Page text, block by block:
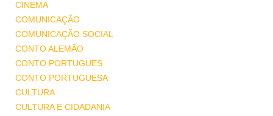
CINEMA
COMUNICAÇÃO
COMUNICAÇÃO SOCIAL
CONTO ALEMÃO
CONTO PORTUGUES
CONTO PORTUGUESA
CULTURA
CULTURA E CIDADANIA